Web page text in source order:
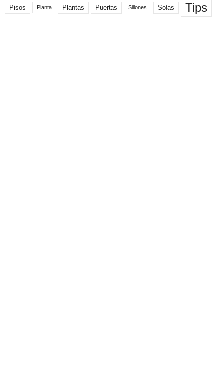
Pisos Planta Plantas Puertas Sillones Sofas Tips